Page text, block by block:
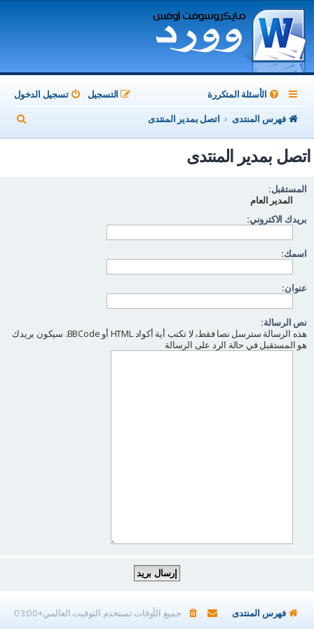
الأسئلة المتكررة تسجيل الدخول
التسجيل
فهرس المنتدى
اتصل بمدير المنتدى
ح
اتصل بمدير المنتدى
المستقبل:
المدير العام
بريدك الاكتروني:
اسمك:
عنوان:
نص الرسالة:
هذه الرسالة سترسل نصا فقط، لا تكتب أية أكواد HTML أو BBCode. سيكون بريدك
هو المستقبل في حالة الرد على الرسالة
فهرس المنتدى جميع الأوقات تستخدم التوقيت العالمي+03:00